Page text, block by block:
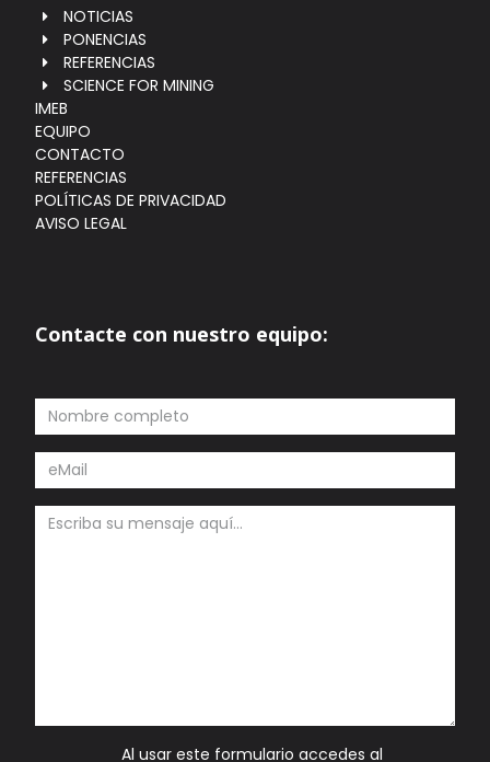
NOTICIAS
PONENCIAS
REFERENCIAS
SCIENCE FOR MINING
IMEB
EQUIPO
CONTACTO
REFERENCIAS
POLÍTICAS DE PRIVACIDAD
AVISO LEGAL
Contacte con nuestro equipo:
Al usar este formulario accedes al